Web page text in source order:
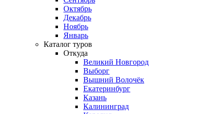
Октябрь
Декабрь
Ноябрь
Январь
Каталог туров
Откуда
Великий Новгород
Выборг
Вышний Волочёк
Екатеринбург
Казань
Калининград